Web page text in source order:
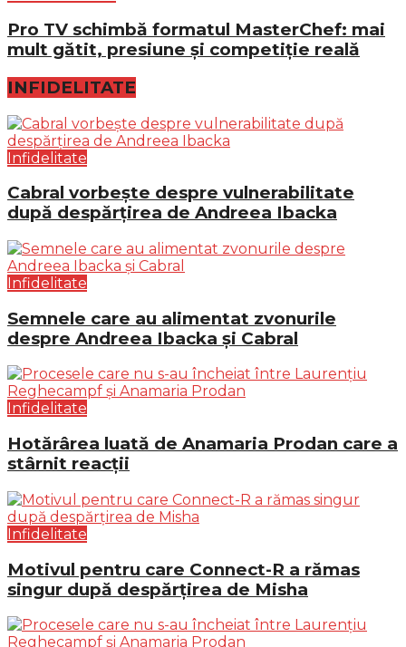
Pro TV schimbă formatul MasterChef: mai
mult gătit, presiune și competiție reală
INFIDELITATE
Infidelitate
Cabral vorbește despre vulnerabilitate
după despărțirea de Andreea Ibacka
Infidelitate
Semnele care au alimentat zvonurile
despre Andreea Ibacka și Cabral
Infidelitate
Hotărârea luată de Anamaria Prodan care a
stârnit reacții
Infidelitate
Motivul pentru care Connect-R a rămas
singur după despărțirea de Misha